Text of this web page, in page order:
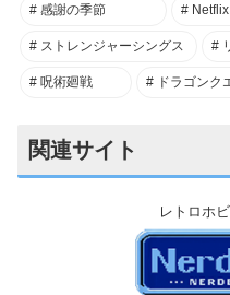
感謝の季節 Netflix
ストレンジャーシングス
呪術廻戦 ドラゴンク
関連サイト
レトロホ